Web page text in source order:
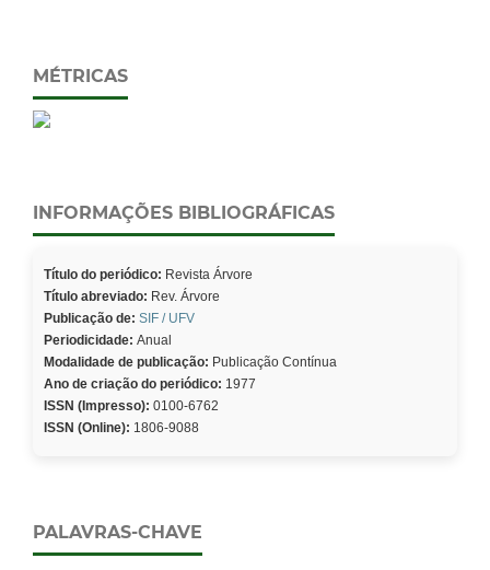
MÉTRICAS
INFORMAÇÕES BIBLIOGRÁFICAS
Título do periódico: Revista Árvore
Título abreviado: Rev. Árvore
Publicação de: SIF / UFV
Periodicidade: Anual
Modalidade de publicação: Publicação Contínua
Ano de criação do periódico: 1977
ISSN (Impresso): 0100-6762
ISSN (Online): 1806-9088
PALAVRAS-CHAVE